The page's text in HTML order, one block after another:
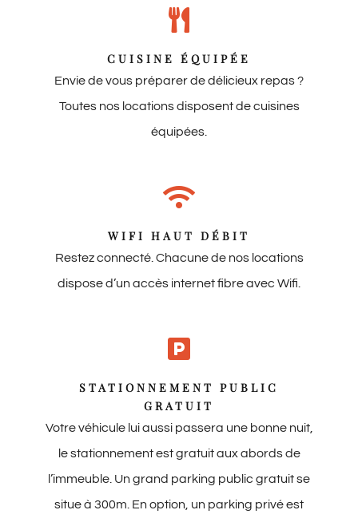
CUISINE ÉQUIPÉE
Envie de vous préparer de délicieux repas ?
Toutes nos locations disposent de cuisines
équipées.
WIFI HAUT DÉBIT
Restez connecté. Chacune de nos locations
dispose d’un accès internet fibre avec Wifi.
STATIONNEMENT PUBLIC
GRATUIT
Votre véhicule lui aussi passera une bonne nuit,
le stationnement est gratuit aux abords de
l’immeuble. Un grand parking public gratuit se
situe à 300m. En option, un parking privé est